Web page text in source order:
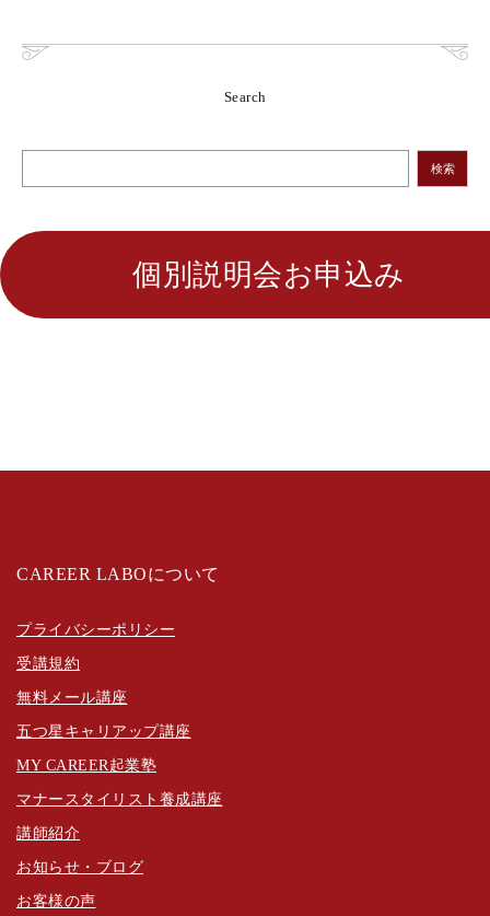
Search
検索
個別説明会お申込み
CAREER LABOについて
プライバシーポリシー
受講規約
無料メール講座
五つ星キャリアップ講座
MY CAREER起業塾
マナースタイリスト養成講座
講師紹介
お知らせ・ブログ
お客様の声